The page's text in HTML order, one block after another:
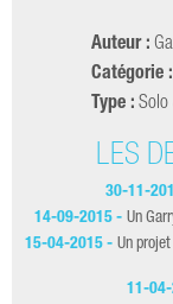
Auteur :
Catégorie :
Type : Solo
LES
30-11-
14-09-2015 - Un
15-04-2015 - Un
11-